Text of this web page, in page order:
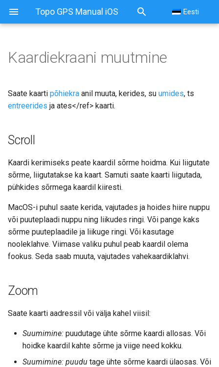
Topo GPS Manual iOS Eesti
Scroll
Keskus
Pöörake
Automaatne pöörlemine
Käsitsi pöörlemine
Pikk vajutus
Kaardiekraani muutmine
Saate kaarti põhiekra anil muuta, kerides, su umides, ts
entreerides ja ates</ref> kaarti.
Scroll
Kaardi kerimiseks peate kaardil sõrme hoidma. Kui liigutate
sõrme, liigutatakse ka kaart. Samuti saate kaarti liigutada,
pühkides sõrmega kaardil kiiresti.
MacOS-i puhul saate kerida, vajutades ja hoides hiire nuppu
või puuteplaadi nuppu ning liikudes ringi. Või pange kaks
sõrme puuteplaadile ja liikuge ringi. Või kasutage
nooleklahve. Viimase valiku puhul peab kaardil olema
fookus. Seda saab muuta, vajutades vahekaardiklahvi.
Zoom
Saate kaarti aadressil või välja kahel viisil:
Suumimine: puudutage ühte sõrme kaardi allosas. Või
hoidke kaardil kahte sõrme ja viige need kokku.
Suumimine: puudu tage ühte sõrme kaardi ülaosas. Või